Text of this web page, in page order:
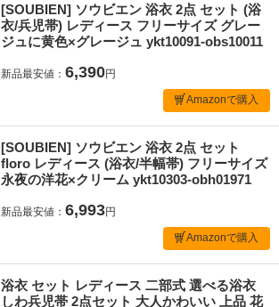
[SOUBIEN] ソウビエン 浴衣 2点 セット (浴
衣/兵児帯) レディース フリーサイズ グレー
ジュに黄色×グレージュ ykt10091-obs10011
新品最安値： 6,390円
Amazonで購入
[SOUBIEN] ソウビエン 浴衣 2点 セット
floro レディース (浴衣/半幅帯) フリーサイズ
永夜の洋花×クリーム ykt10303-obh01971
新品最安値： 6,993円
Amazonで購入
浴衣 セット レディース 二部式 選べる浴衣
しわ兵児帯 2点セット 大人かわいい 上品 花